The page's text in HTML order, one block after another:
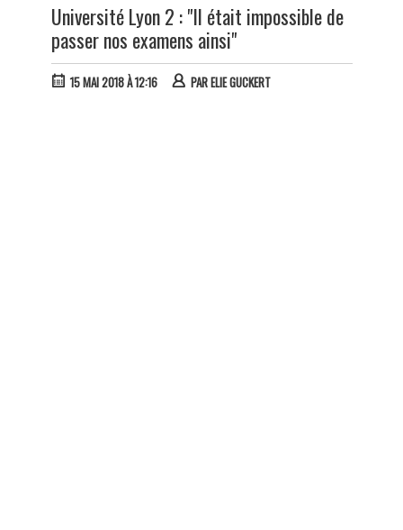
Université Lyon 2 : "Il était impossible de
passer nos examens ainsi"
15 MAI 2018 À 12:16 PARELIE GUCKERT